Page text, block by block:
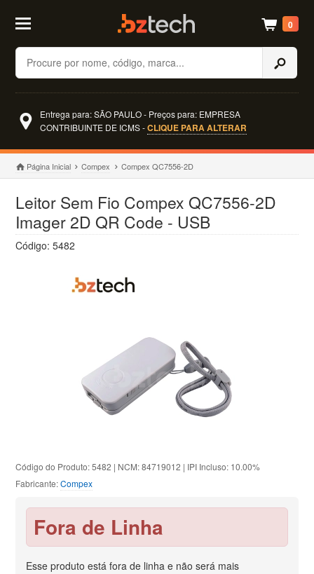
Buscar
0
Entrega para: SÃO PAULO - Preços para: EMPRESA
CONTRIBUINTE DE ICMS -CLIQUE PARA ALTERAR
Página Inicial Compex Compex QC7556-2D
Leitor Sem Fio Compex QC7556-2D
Imager 2D QR Code - USB
Código: 5482
Código do Produto: 5482 | NCM: 84719012 | IPI Incluso: 10.00%
Fabricante:Compex
Fora de Linha
Esse produto está fora de linha e não será mais